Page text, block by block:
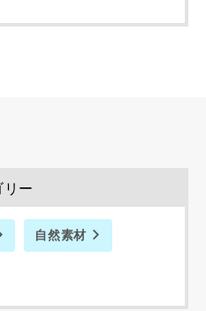
ー
自然素材
人情報を，お客様が指定され
は当社サービスのご案内のた
約に関し，お客様に発生した
、不法行為責任、その他の法